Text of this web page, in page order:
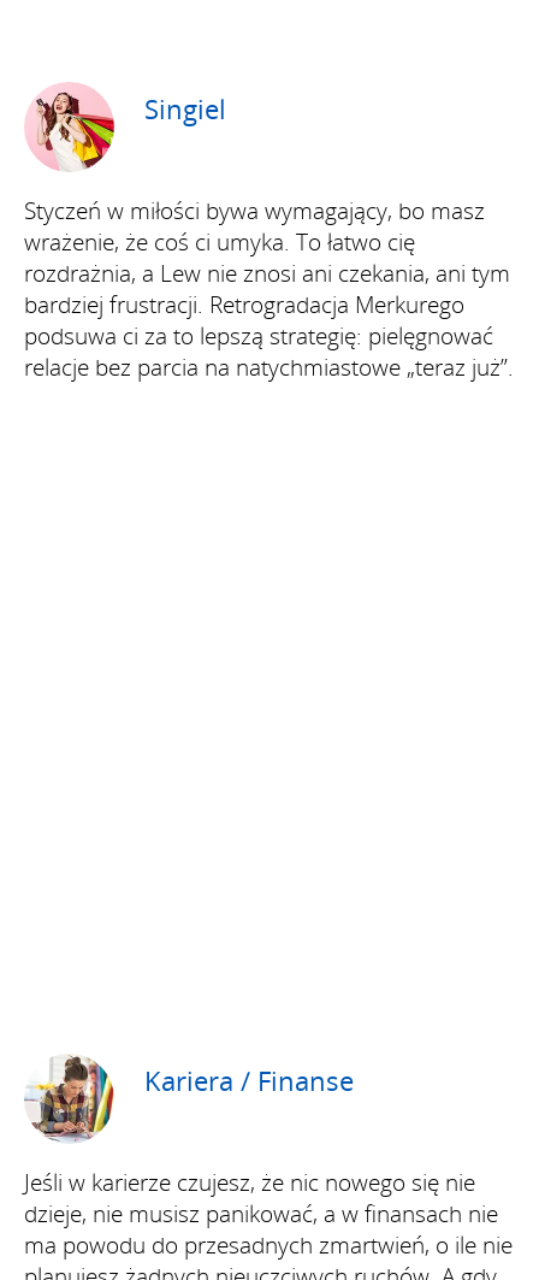
Singiel
Styczeń w miłości bywa wymagający, bo masz
wrażenie, że coś ci umyka. To łatwo cię
rozdrażnia, a Lew nie znosi ani czekania, ani tym
bardziej frustracji. Retrogradacja Merkurego
podsuwa ci za to lepszą strategię: pielęgnować
relacje bez parcia na natychmiastowe „teraz już”.
Kariera / Finanse
Jeśli w karierze czujesz, że nic nowego się nie
dzieje, nie musisz panikować, a w finansach nie
ma powodu do przesadnych zmartwień, o ile nie